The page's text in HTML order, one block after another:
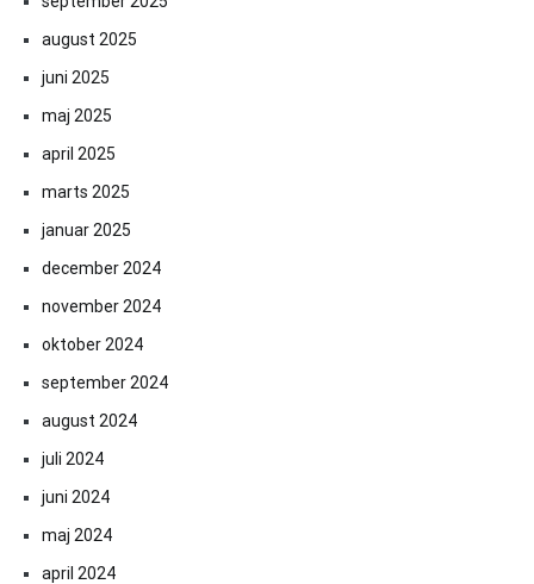
august 2025
juni 2025
maj 2025
april 2025
marts 2025
januar 2025
december 2024
november 2024
oktober 2024
september 2024
august 2024
juli 2024
juni 2024
maj 2024
april 2024